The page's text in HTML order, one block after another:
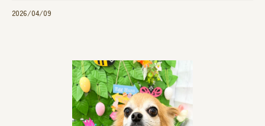
2026/04/09